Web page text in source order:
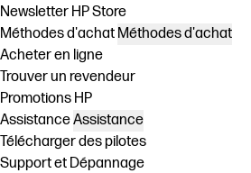
Newsletter HP Store
Méthodes d'achat Méthodes d'achat
Acheter en ligne
Trouver un revendeur
Promotions HP
AssistanceAssistance
Télécharger des pilotes
Support et Dépannage